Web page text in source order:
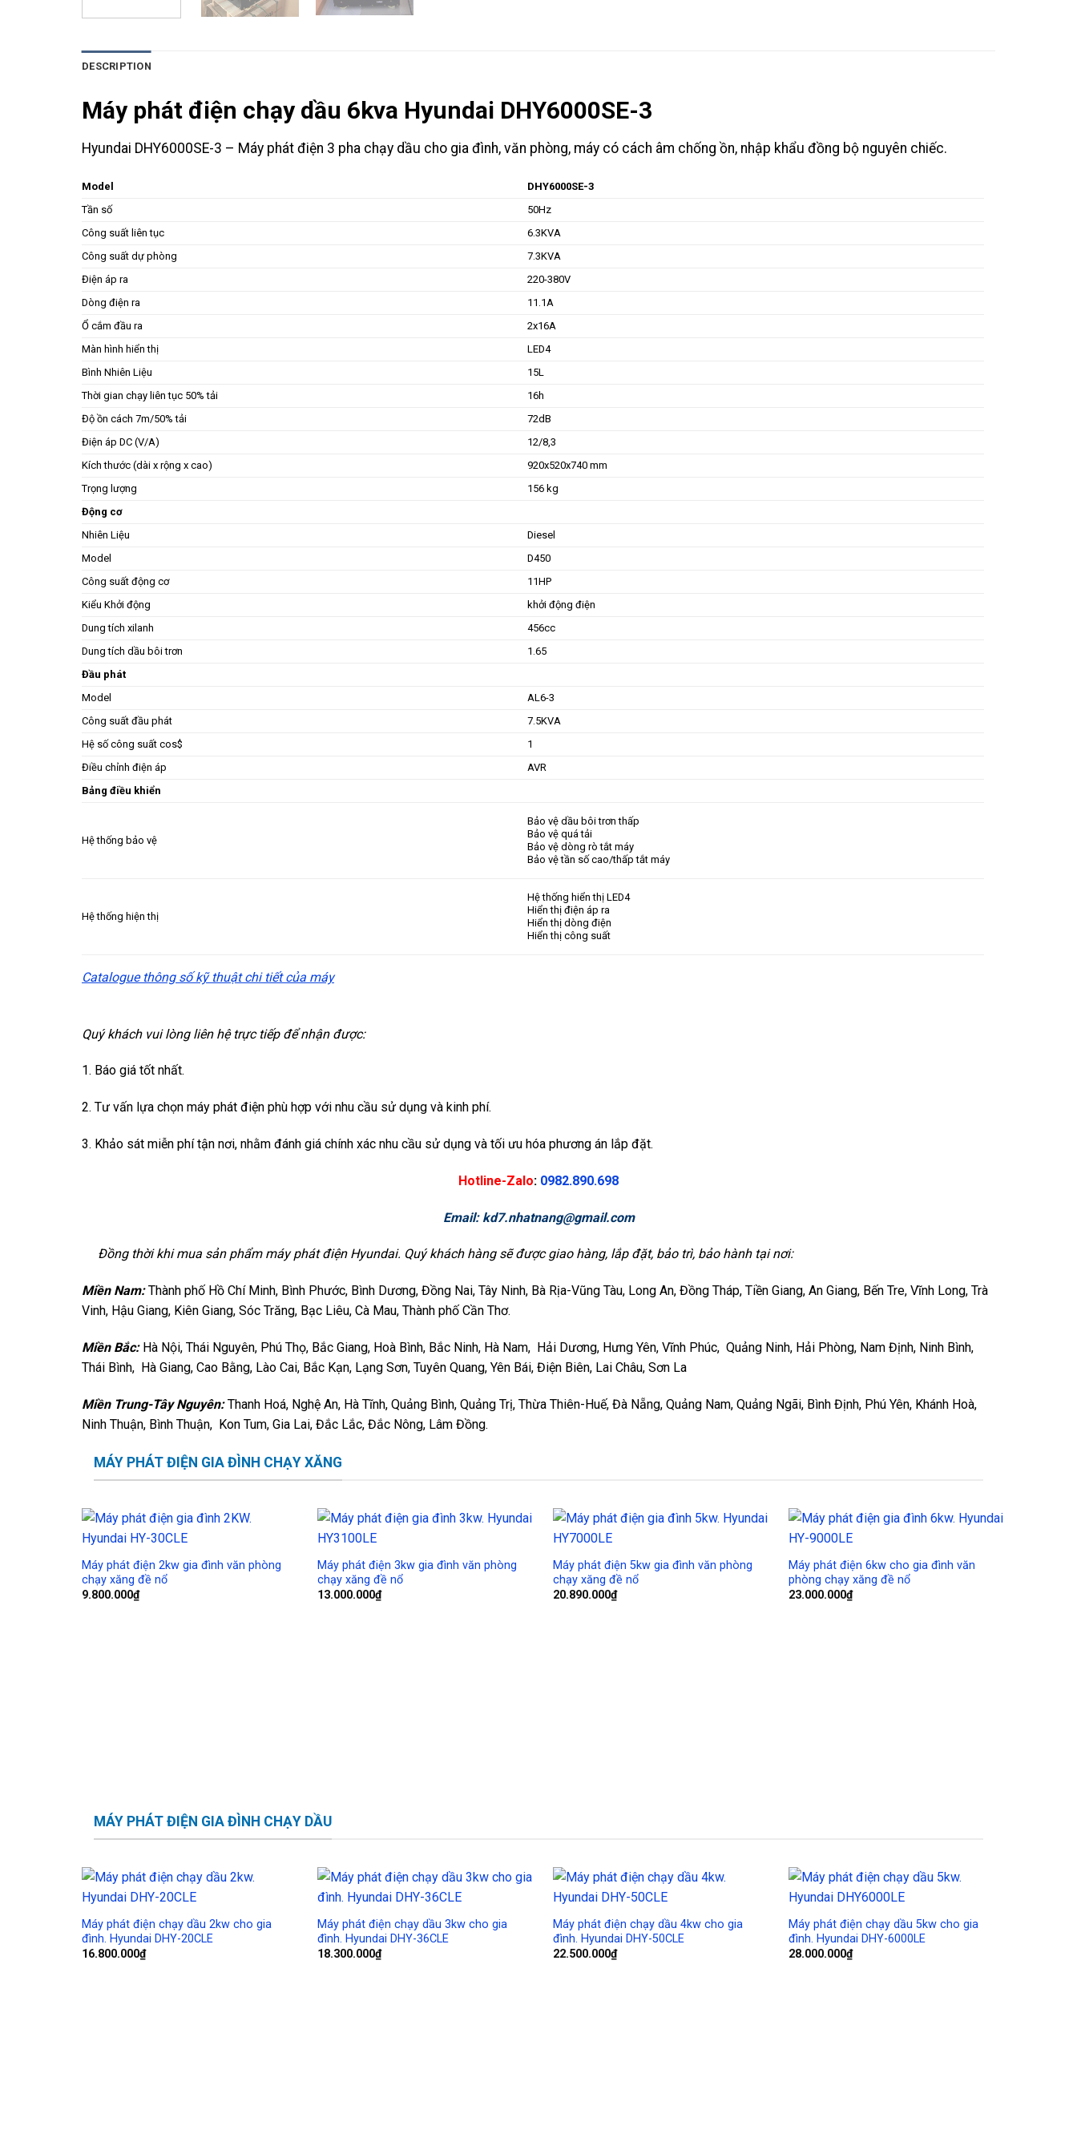
DESCRIPTION
Máy phát điện chạy dầu 6kva Hyundai DHY6000SE-3
Hyundai DHY6000SE-3 – Máy phát điện 3 pha chạy dầu cho gia đình, văn phòng, máy có cách âm chống ồn, nhập khẩu đồng bộ nguyên chiếc.
Model
DHY6000SE-3
Tần số
50Hz
Công suất liên tục
6.3KVA
Công suất dự phòng
7.3KVA
Điện áp ra
220-380V
Dòng điện ra
11.1A
Ổ cắm đầu ra
2x16A
Màn hình hiển thị
LED4
Bình Nhiên Liệu
15L
Thời gian chạy liên tục 50% tải
16h
Độ ồn cách 7m/50% tải
72dB
Điện áp DC (V/A)
12/8,3
Kích thước (dài x rộng x cao)
920x520x740 mm
Trọng lượng
156 kg
Động cơ
Nhiên Liệu
Diesel
Model
D450
Công suất động cơ
11HP
Kiểu Khởi động
khởi động điện
Dung tích xilanh
456cc
Dung tích dầu bôi trơn
1.65
Đầu phát
Model
AL6-3
Công suất đầu phát
7.5KVA
Hệ số công suất cos$
1
Điều chỉnh điện áp
AVR
Bảng điều khiển
Hệ thống bảo vệ
Bảo vệ dầu bôi trơn thấp
Bảo vệ quá tải
Bảo vệ dòng rò tắt máy
Bảo vệ tần số cao/thấp tắt máy
Hệ thống hiện thị
Hệ thống hiển thị LED4
Hiển thị điện áp ra
Hiển thị dòng điện
Hiển thị công suất
Catalogue thông số kỹ thuật chi tiết của máy
Quý khách vui lòng liên hệ trực tiếp để nhận được:
1. Báo giá tốt nhất.
2. Tư vấn lựa chọn máy phát điện phù hợp với nhu cầu sử dụng và kinh phí.
3. Khảo sát miễn phí tận nơi, nhằm đánh giá chính xác nhu cầu sử dụng và tối ưu hóa phương án lắp đặt.
Hotline-Zalo: 0982.890.698
Email: kd7.nhatnang@gmail.com
Đồng thời khi mua sản phẩm máy phát điện Hyundai. Quý khách hàng sẽ được giao hàng, lắp đặt, bảo trì, bảo hành tại nơi:
Miền Nam:Thành phố Hồ Chí Minh, Bình Phước, Bình Dương, Đồng Nai, Tây Ninh, Bà Rịa-Vũng Tàu, Long An, Đồng Tháp, Tiền Giang, An Giang, Bến Tre, Vĩnh Long, Trà
Vinh, Hậu Giang, Kiên Giang, Sóc Trăng, Bạc Liêu, Cà Mau, Thành phố Cần Thơ.
Miền Bắc: Hà Nội, Thái Nguyên, Phú Thọ, Bắc Giang, Hoà Bình, Bắc Ninh, Hà Nam, Hải Dương, Hưng Yên, Vĩnh Phúc, Quảng Ninh, Hải Phòng, Nam Định, Ninh Bình,
Thái Bình, Hà Giang, Cao Bằng, Lào Cai, Bắc Kạn, Lạng Sơn, Tuyên Quang, Yên Bái, Điện Biên, Lai Châu, Sơn La
Miền Trung-Tây Nguyên:Thanh Hoá, Nghệ An, Hà Tĩnh, Quảng Bình, Quảng Trị, Thừa Thiên-Huế, Đà Nẵng, Quảng Nam, Quảng Ngãi, Bình Định, Phú Yên, Khánh Hoà,
Ninh Thuận, Bình Thuận, Kon Tum, Gia Lai, Đắc Lắc, Đắc Nông, Lâm Đồng.
MÁY PHÁT ĐIỆN GIA ĐÌNH CHẠY XĂNG
Wishlist
Máy phát điện 2kw gia đình văn phòng
chạy xăng đề nổ
9.800.000₫
Wishlist
Máy phát điện 3kw gia đình văn phòng
chạy xăng đề nổ
13.000.000₫
Wishlist
Máy phát điện 5kw gia đình văn phòng
chạy xăng đề nổ
20.890.000₫
Wishlist
Máy phát điện 6kw cho gia đình văn
phòng chạy xăng đề nổ
23.000.000₫
MÁY PHÁT ĐIỆN GIA ĐÌNH CHẠY DẦU
Wishlist
Máy phát điện chạy dầu 2kw cho gia
đình. Hyundai DHY-20CLE
16.800.000₫
Wishlist
Máy phát điện chạy dầu 3kw cho gia
đình. Hyundai DHY-36CLE
18.300.000₫
Wishlist
Máy phát điện chạy dầu 4kw cho gia
đình. Hyundai DHY-50CLE
22.500.000₫
Wishlist
Máy phát điện chạy dầu 5kw cho gia
đình. Hyundai DHY-6000LE
28.000.000₫